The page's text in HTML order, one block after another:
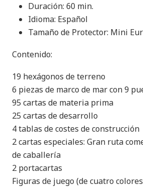
Duración: 60 min.
Idioma: Español
Tamaño de Protector: Mini
Contenido:
19 hexágonos de terreno
6 piezas de marco de mar con 9
95 cartas de materia prima
25 cartas de desarrollo
4 tablas de costes de construcción
2 cartas especiales: Gran ruta
de caballería
2 portacartas
Figuras de juego (de cuatro